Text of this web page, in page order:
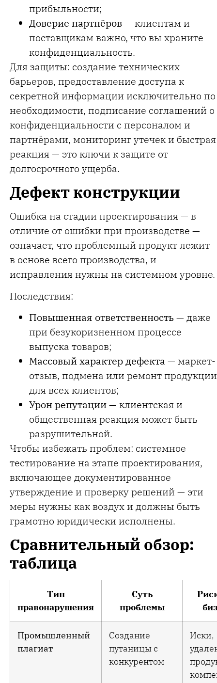
прибыльности;
Доверие партнёров — клиентам и
поставщикам важно, что вы храните
конфиденциальность.
Для защиты: создание технических
барьеров, предоставление доступа к
секретной информации исключительно по
необходимости, подписание соглашений о
конфиденциальности с персоналом и
партнёрами, мониторинг утечек и быстрая
реакция — это ключи к защите от
долгосрочного ущерба.
Дефект конструкции
Ошибка на стадии проектирования — в
отличие от ошибки при производстве —
означает, что проблемный продукт лежит
в основе всего производства, и
исправления нужны на системном уровне.
Последствия:
Повышенная ответственность — даже
при безукоризненном процессе
выпуска товаров;
Массовый характер дефекта — маркет-
отзыв, подмена или ремонт продукции
для всех клиентов;
Урон репутации— клиентская и
общественная реакция может быть
разрушительной.
Чтобы избежать проблем: системное
тестирование на этапе проектирования,
включающее документированное
утверждение и проверку решений — эти
меры нужны как воздух и должны быть
грамотно юридически исполнены.
Сравнительный обзор:
таблица
Тип
правонарушения
Суть
проблемы
Промышленный
плагиат
Создание
путаницы с
конкурентом
Иски,